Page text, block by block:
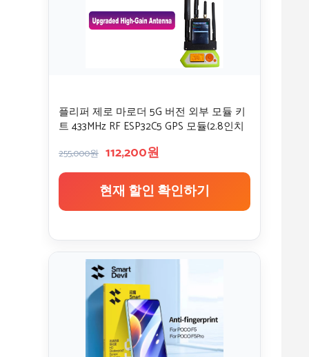
플리퍼 제로 마로더 5G 버전 외부 모듈 키
트 433MHz RF ESP32C5 GPS 모듈(2.8인치
255,000원 112,200원
현재 할인 확인하기